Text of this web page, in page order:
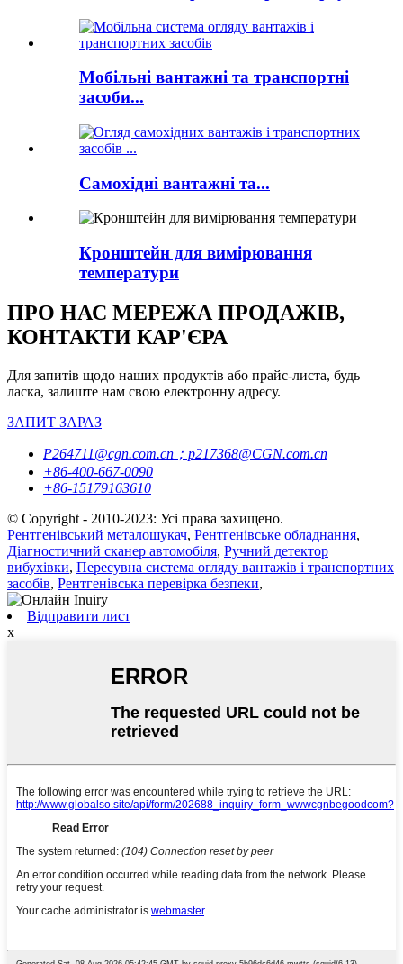
Мобільні вантажні та транспортні
засоби...
Самохідні вантажні та...
Кронштейн для вимірювання
температури
ПРО НАС МЕРЕЖА ПРОДАЖІВ,
КОНТАКТИ КАР'ЄРА
Для запитів щодо наших продуктів або прайс-листа, будь
ласка, залиште нам свою електронну адресу.
ЗАПИТ ЗАРАЗ
P264711@cgn.com.cn；p217368@CGN.com.cn
+86-400-667-0090
+86-15179163610
© Copyright - 2010-2023: Усі права захищено.
Рентгенівський металошукач, Рентгенівське обладнання,
Діагностичний сканер автомобіля, Ручний детектор
вибухівки, Пересувна система огляду вантажів і транспортних
засобів, Рентгенівська перевірка безпеки,
Відправити лист
x